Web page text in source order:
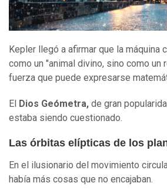
Kepler llegó a afirmar que la máquina
como un "animal divino, sino como un
fuerza que puede expresarse
El Dios Geómetra, de gran
estaba siendo cuestionado.
Las órbitas elípticas de los
En el ilusionario del movimiento
había más cosas que no encajaban.